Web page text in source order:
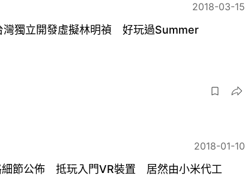
2018-03-15
獨立開發虛擬林明禎 好玩過Summer
2018-01-10
細節公佈 抵玩入門VR裝置 居然由小米代工